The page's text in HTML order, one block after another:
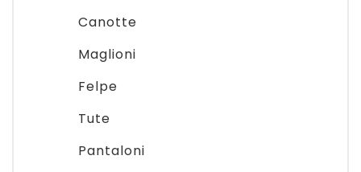
Canotte
Maglioni
Felpe
Tute
Pantaloni